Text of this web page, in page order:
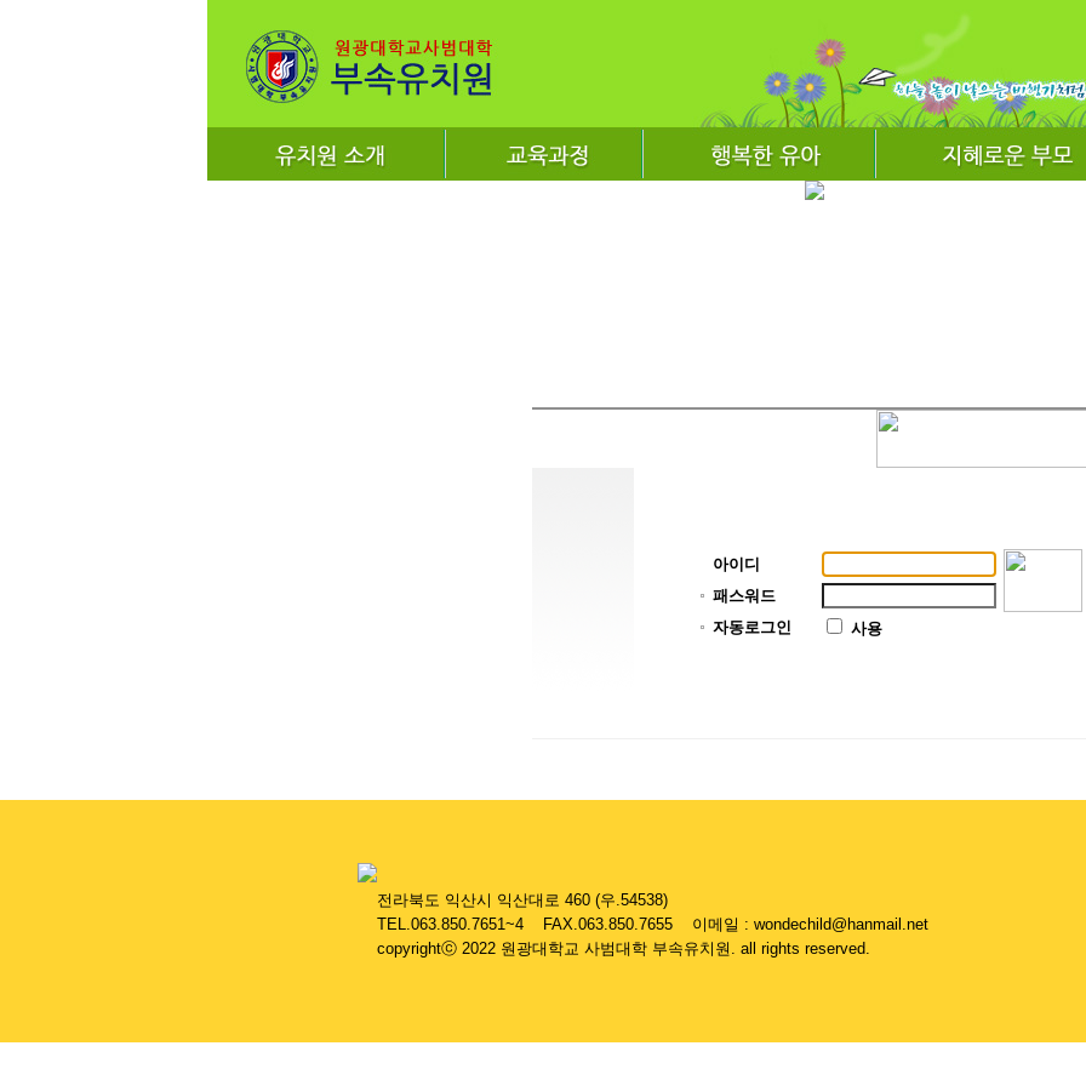
아이디
패스워드
자동로그인
사용
전라북도 익산시 익산대로 460 (우.54538)
TEL.063.850.7651~4 FAX.063.850.7655 이메일 : wondechild@hanmail.net
copyrightⓒ 2022 원광대학교 사범대학 부속유치원. all rights reserved.